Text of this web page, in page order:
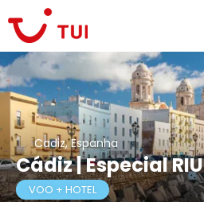
Cadiz, Espanha
Cádiz | Especial RIU
VOO + HOTEL